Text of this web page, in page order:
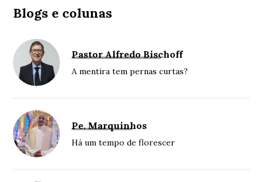
Blogs e colunas
Pastor Alfredo Bischoff
A mentira tem pernas curtas?
Pe. Marquinhos
Há um tempo de florescer